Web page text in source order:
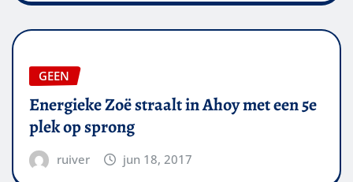
GEEN
Energieke Zoë straalt in Ahoy met een 5e
plek op sprong
ruiver jun 18, 2017